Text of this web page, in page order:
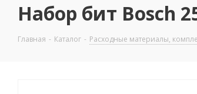
Набор бит Bosch
Главная - Каталог - Расходные материалы,